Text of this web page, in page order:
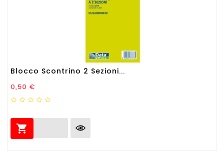
Blocco Scontrino 2 Sezioni...
Prezzo
0,50 €
